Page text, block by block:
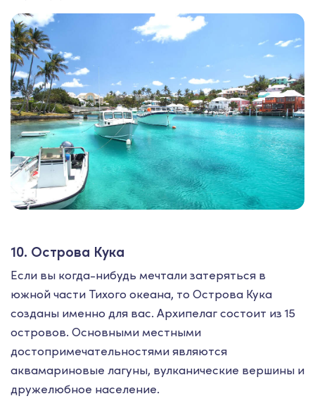
10. Острова Кука
Если вы когда-нибудь мечтали затеряться в
южной части Тихого океана, то Острова Кука
созданы именно для вас. Архипелаг состоит из 15
островов. Основными местными
достопримечательностями являются
аквамариновые лагуны, вулканические вершины и
дружелюбное население.